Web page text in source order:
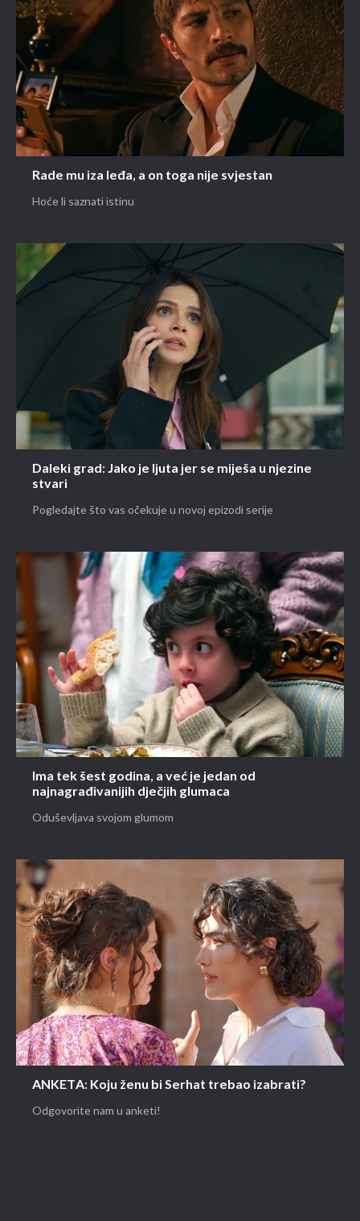
Rade mu iza leđa, a on toga nije svjestan
Hoće li saznati istinu
Daleki grad: Jako je ljuta jer se miješa u njezine
stvari
Pogledajte što vas očekuje u novoj epizodi serije
Ima tek šest godina, a već je jedan od
najnagrađivanijih dječjih glumaca
Oduševljava svojom glumom
ANKETA: Koju ženu bi Serhat trebao izabrati?
Odgovorite nam u anketi!